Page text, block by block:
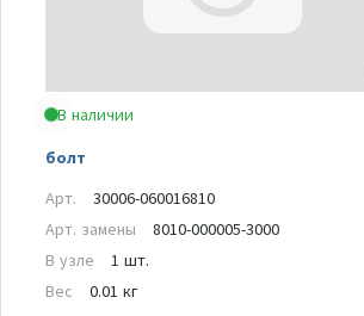
В наличии
болт
Арт.
30006-060016810
Арт. замены
8010-000005-3000
В узле
1 шт.
Вес
0.01 кг